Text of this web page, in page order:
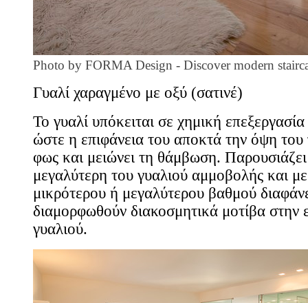
Photo by FORMA Design - Discover modern
Γυαλί χαραγμένο με οξύ (σατινέ)
Το γυαλί υπόκειται σε χημική
ώστε η επιφάνεια του αποκτά την όψη του
φως και μειώνει τη θάμβωση. Παρουσιάζει
μεγαλύτερη του γυαλιού αμμοβολής και
μικρότερου ή μεγαλύτερου βαθμού
διαμορφωθούν διακοσμητικά μοτίβα στην
γυαλιού.